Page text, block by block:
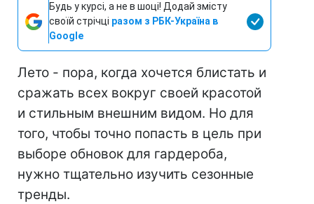
Будь у курсі, а не в шоці! Додай змісту
своїй стрічці разом з РБК-Україна в
Google
Лето - пора, когда хочется блистать и
сражать всех вокруг своей красотой
и стильным внешним видом. Но для
того, чтобы точно попасть в цель при
выборе обновок для гардероба,
нужно тщательно изучить сезонные
тренды.